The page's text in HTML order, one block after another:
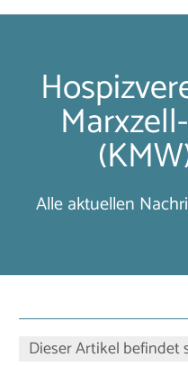
Alle aktuellen
Dieser Artikel befindet